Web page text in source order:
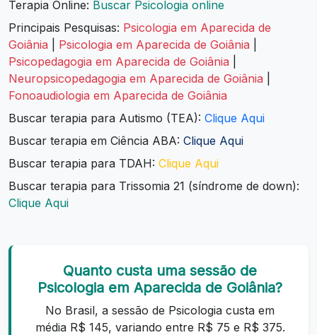
Terapia Online: Buscar Psicologia online
Principais Pesquisas: Psicologia em Aparecida de
Goiânia
Psicologia em Aparecida de Goiânia
Psicopedagogia em Aparecida de Goiânia
Neuropsicopedagogia em Aparecida de Goiânia
Fonoaudiologia em Aparecida de Goiânia
Buscar terapia para Autismo (TEA): Clique Aqui
Buscar terapia em Ciência ABA: Clique Aqui
Buscar terapia para TDAH: Clique Aqui
Buscar terapia para Trissomia 21 (síndrome de down):
Clique Aqui
Quanto custa uma sessão de
Psicologia em Aparecida de Goiânia?
No Brasil, a sessão de Psicologia custa em
média R$ 145, variando entre R$ 75 e R$ 375.